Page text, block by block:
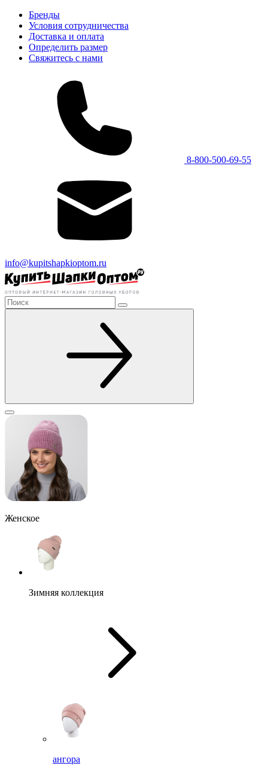
Бренды
Условия сотрудничества
Доставка и оплата
Определить размер
Свяжитесь с нами
8-800-500-69-55
info@kupitshapkioptom.ru
Женское
Зимняя коллекция
ангора